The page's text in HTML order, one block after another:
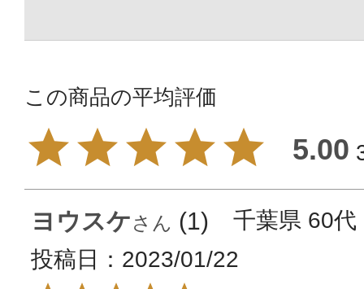
5.00
ヨウスケ 1 千葉県 60代
投稿日
2023/01/22